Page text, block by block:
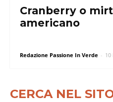
Cranberry o
americano
Redazione Passione In Verde - 10
CERCA NEL